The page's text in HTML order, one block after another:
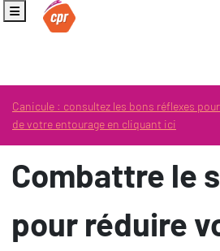
Panneau de gestion des cookies
Aller au contenu principal
Menu
Canicule : consultez les bons réflexes
de votre entourage en cliquant ici
Combattre le stress pour réduire votre
Combattre le
pour réduire